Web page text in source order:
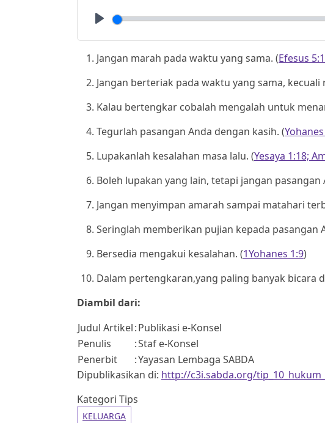
Jangan marah pada waktu yang sama. (Efesus 5:1
Jangan berteriak pada waktu yang sama,
Kalau bertengkar cobalah mengalah untuk
Tegurlah pasangan Anda dengan kasih. (
Lupakanlah kesalahan masa lalu. (Yesaya 1:18;
Boleh lupakan yang lain, tetapi jangan pasangan
Jangan menyimpan amarah sampai matahari
Seringlah memberikan pujian kepada pasangan
Bersedia mengakui kesalahan. (1Yohanes 1:9)
Dalam pertengkaran,yang paling banyak bicara
Diambil dari:
Judul Artikel:Publikasi e-Konsel
Penulis
:Staf e-Konsel
Penerbit
:Yayasan Lembaga SABDA
Dipublikasikan di: http://c3i.sabda.org/
Kategori Tips
KELUARGA